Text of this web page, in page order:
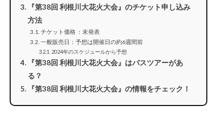
『第38回 利根川大花火大会』のチケット申し込み
方法
チケット価格 ：未発表
一般販売日：予想は開催日の約6週間前
2024年のスケジュールから予想
『第38回 利根川大花火大会』はバスツアーがあ
る？
『第38回 利根川大花火大会』の情報をチェック！